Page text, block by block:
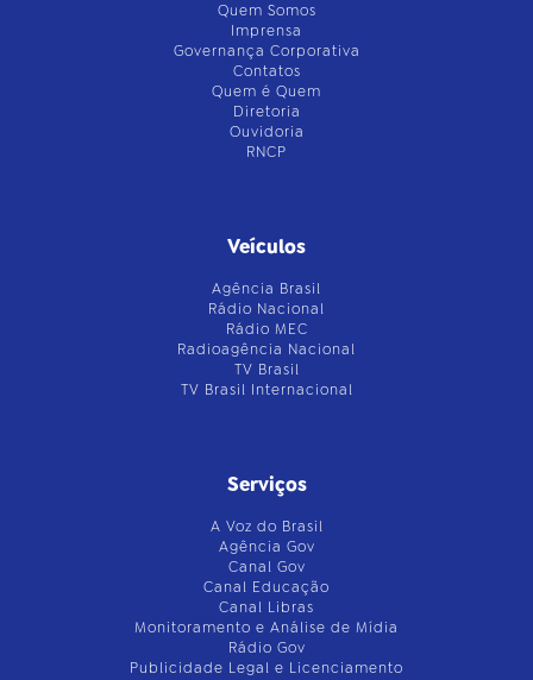
Quem Somos
Imprensa
Governança Corporativa
Contatos
Quem é Quem
Diretoria
Ouvidoria
RNCP
Veículos
Agência Brasil
Rádio Nacional
Rádio MEC
Radioagência Nacional
TV Brasil
TV Brasil Internacional
Serviços
A Voz do Brasil
Agência Gov
Canal Gov
Canal Educação
Canal Libras
Monitoramento e Análise de Mídia
Rádio Gov
Publicidade Legal e Licenciamento